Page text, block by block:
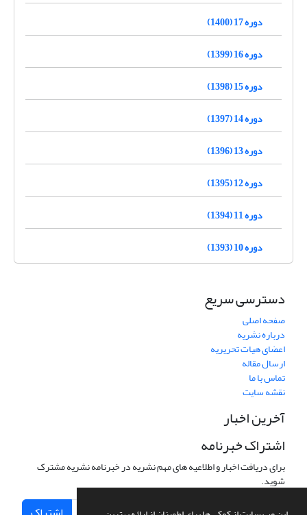
دوره 17 (1400)
دوره 16 (1399)
دوره 15 (1398)
دوره 14 (1397)
دوره 13 (1396)
دوره 12 (1395)
دوره 11 (1394)
دوره 10 (1393)
دسترسی سریع
صفحه اصلی
درباره نشریه
اعضای هیات تحریریه
ارسال مقاله
تماس با ما
نقشه سایت
آخرین اخبار
اشتراک خبرنامه
برای دریافت اخبار و اطلاعیه های مهم نشریه در خبرنامه نشریه مشترک
شوید.